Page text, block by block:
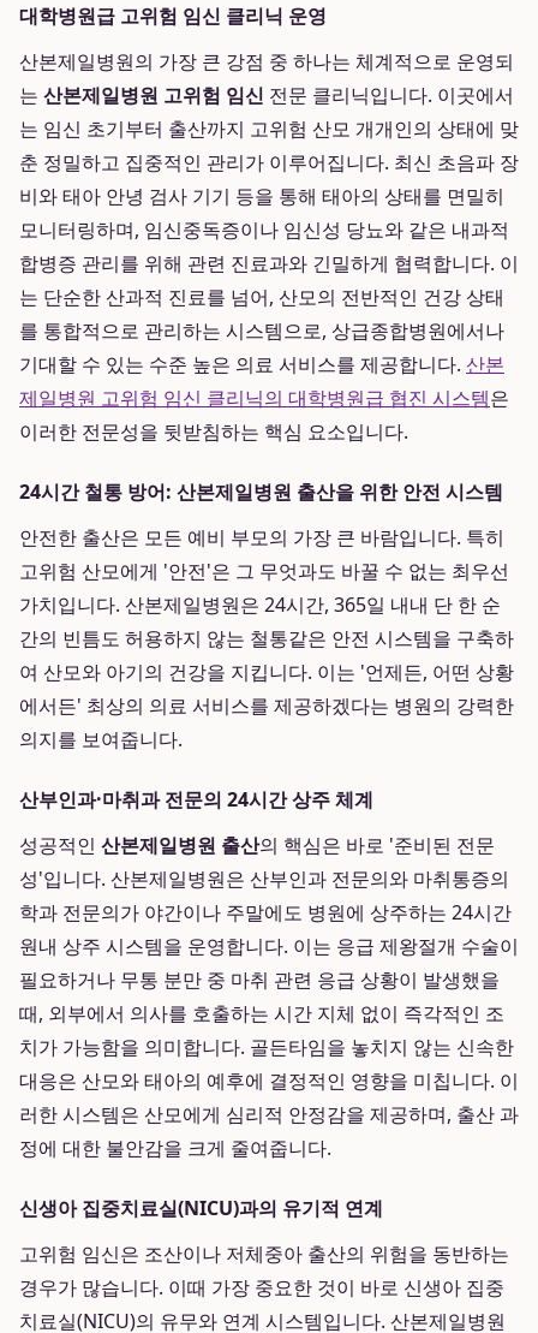
대학병원급 고위험 임신 클리닉 운영
산본제일병원의 가장 큰 강점 중 하나는 체계적으로 운영되
는 산본제일병원 고위험 임신 전문 클리닉입니다. 이곳에서
는 임신 초기부터 출산까지 고위험 산모 개개인의 상태에 맞
춘 정밀하고 집중적인 관리가 이루어집니다. 최신 초음파 장
비와 태아 안녕 검사 기기 등을 통해 태아의 상태를 면밀히
모니터링하며, 임신중독증이나 임신성 당뇨와 같은 내과적
합병증 관리를 위해 관련 진료과와 긴밀하게 협력합니다. 이
는 단순한 산과적 진료를 넘어, 산모의 전반적인 건강 상태
를 통합적으로 관리하는 시스템으로, 상급종합병원에서나
기대할 수 있는 수준 높은 의료 서비스를 제공합니다. 산본
제일병원 고위험 임신 클리닉의 대학병원급 협진 시스템은
이러한 전문성을 뒷받침하는 핵심 요소입니다.
24시간 철통 방어: 산본제일병원 출산을 위한 안전 시스템
안전한 출산은 모든 예비 부모의 가장 큰 바람입니다. 특히
고위험 산모에게 '안전'은 그 무엇과도 바꿀 수 없는 최우선
가치입니다. 산본제일병원은 24시간, 365일 내내 단 한 순
간의 빈틈도 허용하지 않는 철통같은 안전 시스템을 구축하
여 산모와 아기의 건강을 지킵니다. 이는 '언제든, 어떤 상황
에서든' 최상의 의료 서비스를 제공하겠다는 병원의 강력한
의지를 보여줍니다.
산부인과·마취과 전문의 24시간 상주 체계
성공적인 산본제일병원 출산의 핵심은 바로 '준비된 전문
성'입니다. 산본제일병원은 산부인과 전문의와 마취통증의
학과 전문의가 야간이나 주말에도 병원에 상주하는 24시간
원내 상주 시스템을 운영합니다. 이는 응급 제왕절개 수술이
필요하거나 무통 분만 중 마취 관련 응급 상황이 발생했을
때, 외부에서 의사를 호출하는 시간 지체 없이 즉각적인 조
치가 가능함을 의미합니다. 골든타임을 놓치지 않는 신속한
대응은 산모와 태아의 예후에 결정적인 영향을 미칩니다. 이
러한 시스템은 산모에게 심리적 안정감을 제공하며, 출산 과
정에 대한 불안감을 크게 줄여줍니다.
신생아 집중치료실(NICU)과의 유기적 연계
고위험 임신은 조산이나 저체중아 출산의 위험을 동반하는
경우가 많습니다. 이때 가장 중요한 것이 바로 신생아 집중
치료실(NICU)의 유무와 연계 시스템입니다. 산본제일병원